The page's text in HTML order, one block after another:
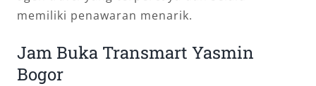
memiliki penawaran menarik.
Jam Buka Transmart Yasmin
Bogor